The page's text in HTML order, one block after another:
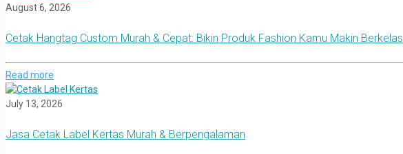
August 6, 2026
Cetak Hangtag Custom Murah & Cepat: Bikin Produk Fashion Kamu Makin Berkelas
Read more
July 13, 2026
Jasa Cetak Label Kertas Murah & Berpengalaman